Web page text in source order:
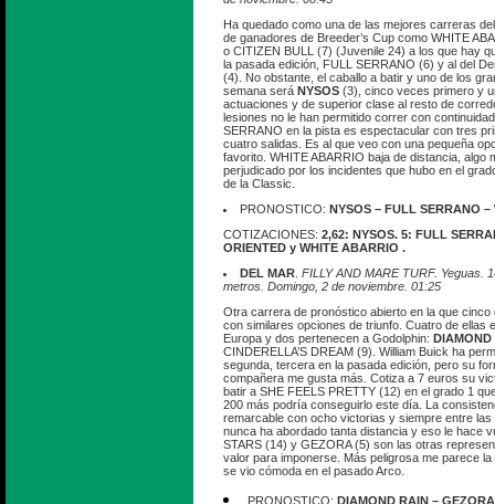
Ha quedado como una de las mejores carreras
de ganadores de Breeder’s Cup como WHITE
o CITIZEN BULL (7) (Juvenile 24) a los que hay
la pasada edición, FULL SERRANO (6) y al del
(4). No obstante, el caballo a batir y uno de los
semana será NYSOS (3), cinco veces primero y
actuaciones y de superior clase al resto de
lesiones no le han permitido correr con
SERRANO en la pista es espectacular con tres
cuatro salidas. Es al que veo con una pequeña
favorito. WHITE ABARRIO baja de distancia, algo
perjudicado por los incidentes que hubo en el
de la Classic.
PRONOSTICO: NYSOS – FULL SERRANO
COTIZACIONES: 2,62: NYSOS. 5: FULL
ORIENTED y WHITE ABARRIO .
DEL MAR FILLY AND MARE TURF. Yeguas.
metros. Domingo, 2 de noviembre. 01:25
Otra carrera de pronóstico abierto en la que
con similares opciones de triunfo. Cuatro de ellas
Europa y dos pertenecen a Godolphin: DIAMOND
CINDERELLA’S DREAM (9). William Buick ha
segunda, tercera en la pasada edición, pero su
compañera me gusta más. Cotiza a 7 euros su
batir a SHE FEELS PRETTY (12) en el grado 1
200 más podría conseguirlo este día. La
remarcable con ocho victorias y siempre entre
nunca ha abordado tanta distancia y eso le hace
STARS (14) y GEZORA (5) son las otras
valor para imponerse. Más peligrosa me parece
se vio cómoda en el pasado Arco.
PRONOSTICO: DIAMOND RAIN –